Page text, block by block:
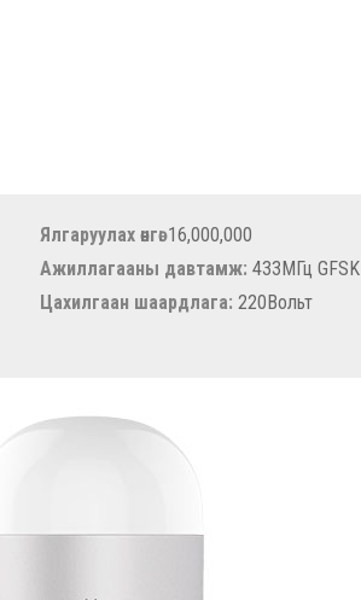
Ялгаруулах өнгө:16,000,000
Ажиллагааны давтамж: 433МГц GFSK
Цахилгаан шаардлага: 220Вольт